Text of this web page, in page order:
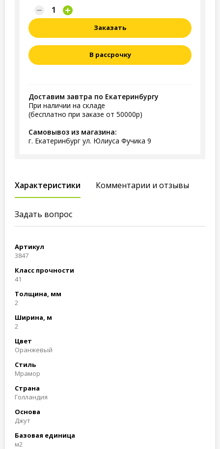
Заказать
В рассрочку
Доставим завтра по Екатеринбургу
При наличии на складе
(бесплатно при заказе от 50000р)
Самовывоз из магазина:
г. Екатеринбург ул. Юлиуса Фучика 9
Характеристики Комментарии и отзывы
Задать вопрос
Артикул
3847
Класс прочности
41
Толщина, мм
2
Ширина, м
2
Цвет
Оранжевый
Стиль
Мрамор
Страна
Голландия
Основа
Джут
Базовая единица
м2